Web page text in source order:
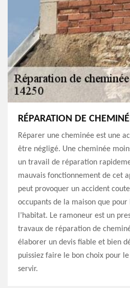
RÉPARATION DE
Réparer une cheminée est une
être négligé. Une cheminée
un travail de réparation
mauvais fonctionnement de cet
peut provoquer un accident
occupants de la maison que
l’habitat. Le ramoneur est un
travaux de réparation de
élaborer un devis fiable et bien
puissiez faire le bon choix pour
servir.